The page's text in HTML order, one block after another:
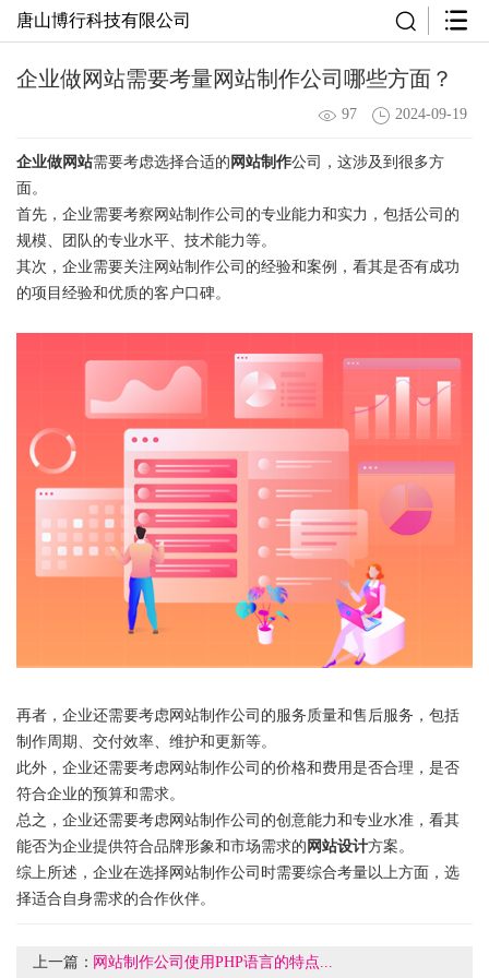
唐山博行科技有限公司
企业做网站需要考量网站制作公司哪些方面？
97 2024-09-19
企业做网站需要考虑选择合适的 网站制作公司，这涉及到很多方
面。
首先，企业需要考察网站制作公司的专业能力和实力，包括公司的
规模、团队的专业水平、技术能力等。
其次，企业需要关注 网站制作公司 的经验和案例，看其是否有成功
的项目经验和优质的客户口碑。
再者，企业还需要考虑网站制作公司的服务质量和售后服务，包括
制作周期、交付效率、维护和更新等。
此外，企业还需要考虑网站制作公司 的价格和费用是否合理，是否
符合企业的预算和需求。
总之，企业还需要考虑网站制作公司的创意能力和专业水准，看其
能否为企业提供符合品牌形象和市场需求的 网站设计方案。
综上所述，企业在选择网站制作公司 时需要综合考量以上方面，选
择适合自身需求的合作伙伴。
上一篇： 网站制作公司使用PHP语言的特点...